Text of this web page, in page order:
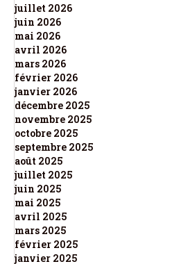
juillet 2026
juin 2026
mai 2026
avril 2026
mars 2026
février 2026
janvier 2026
décembre 2025
novembre 2025
octobre 2025
septembre 2025
août 2025
juillet 2025
juin 2025
mai 2025
avril 2025
mars 2025
février 2025
janvier 2025